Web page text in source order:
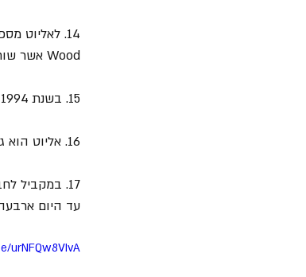
Wood אשר שוחרר בשנת 1992.
15. בשנת 1994 השתתף אליוט בשיר "Don't Look Down" מתוך האלבום "Heaven and Hull" של Mick Ronson.
16. אליוט הוא גם מפיק. בשנת 2003 הוא הפיק את האלבום "Tattoos and Alibis" של Ricky Warwick.
עד היום
urNFQw8VIvA